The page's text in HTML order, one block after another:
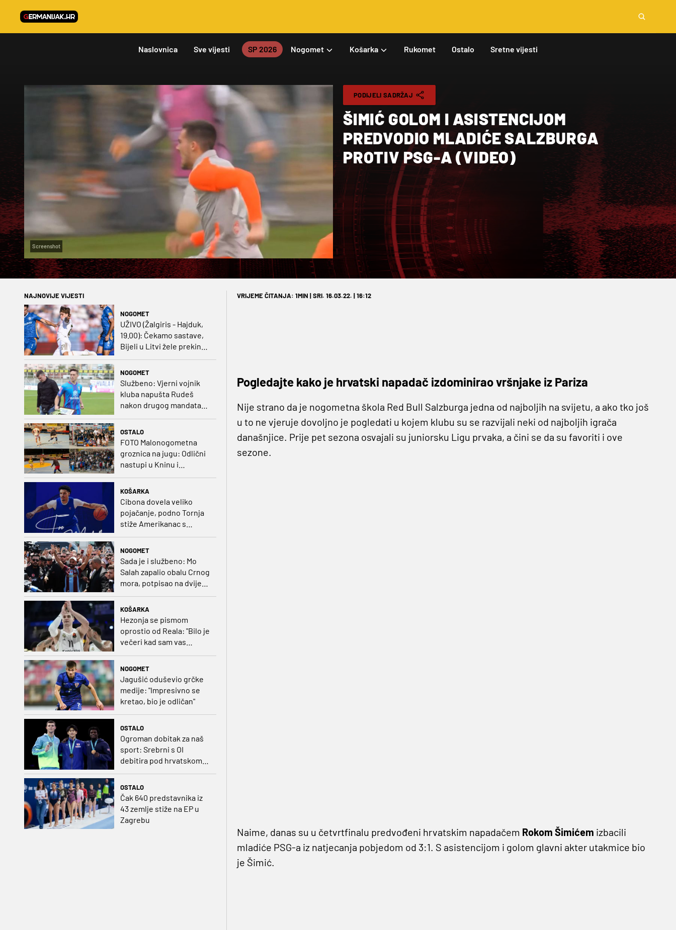
Naslovnica Sve vijesti SP 2026 Nogomet Košarka Rukomet Ostalo Sretne vijesti
Screenshot
PODIJELI SADRŽAJ
ŠIMIĆ GOLOM I ASISTENCIJOM
PREDVODIO MLADIĆE SALZBURGA
PROTIV PSG-A (VIDEO)
NAJNOVIJE VIJESTI
NOGOMET
UŽIVO (Žalgiris - Hajduk,
19.00): Čekamo sastave,
Bijeli u Litvi žele prekinut
NOGOMET
Službeno: Vjerni vojnik
kluba napušta Rudeš
nakon drugog mandata
OSTALO
FOTO Malonogometna
groznica na jugu: Odlični
nastupi u Kninu i
Metkoviću okrunjeni
vrijednim nagradama
KOŠARKA
Cibona dovela veliko
pojačanje, podno Tornja
stiže Amerikanac s
naslovom iz EuroCupa
NOGOMET
Sada je i službeno: Mo
Salah zapalio obalu Crnog
mora, potpisao na dvije
KOŠARKA
Hezonja se pismom
oprostio od Reala: "Bilo je
večeri kad sam vas
NOGOMET
Jagušić oduševio grčke
medije: "Impresivno se
kretao, bio je odličan"
OSTALO
Ogroman dobitak za naš
sport: Srebrni s OI
debitira pod hrvatskom
OSTALO
Čak 640 predstavnika iz
43 zemlje stiže na EP u
Zagrebu
VRIJEME ČITANJA: 1MIN | SRI. 16.03.22. | 16:12
Pogledajte kako je hrvatski napadač izdominirao vršnjake iz Pariza
Nije strano da je nogometna škola Red Bull Salzburga jedna od najboljih na svijetu, a ako tko još
u to ne vjeruje dovoljno je pogledati u kojem klubu su se razvijali neki od najboljih igrača
današnjice. Prije pet sezona osvajali su juniorsku Ligu prvaka, a čini se da su favoriti i ove
sezone.
Naime, danas su u četvrtfinalu predvođeni hrvatskim napadačem Rokom Šimićem izbacili
mladiće PSG-a iz natjecanja pobjedom od 3:1. S asistencijom i golom glavni akter utakmice bio
je Šimić.